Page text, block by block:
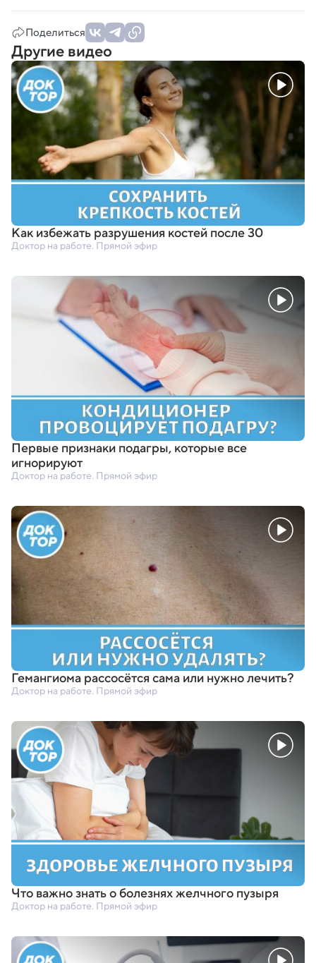
Поделиться
Другие видео
Как избежать разрушения костей после 30
Доктор на работе. Прямой эфир
Первые признаки подагры,которые все
игнорируют
Доктор на работе. Прямой эфир
Гемангиома рассосётся сама или нужно лечить?
Доктор на работе. Прямой эфир
Что важно знать о болезнях желчного пузыря
Доктор на работе. Прямой эфир